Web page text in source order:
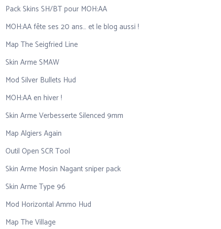
Pack Skins SH/BT pour MOH:AA
MOH:AA fête ses 20 ans… et le blog aussi !
Map The Seigfried Line
Skin Arme SMAW
Mod Silver Bullets Hud
MOH:AA en hiver !
Skin Arme Verbesserte Silenced 9mm
Map Algiers Again
Outil Open SCR Tool
Skin Arme Mosin Nagant sniper pack
Skin Arme Type 96
Mod Horizontal Ammo Hud
Map The Village